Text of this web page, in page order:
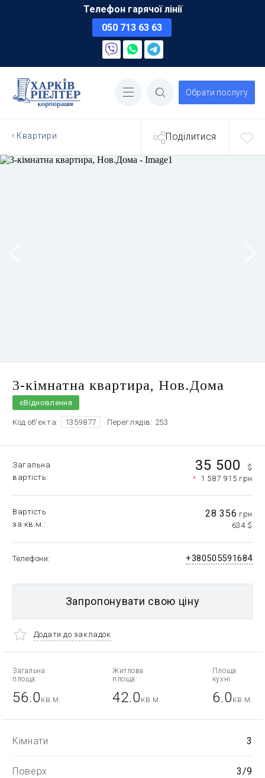
Телефон гарячої лінії
050 713 63 63
Обрати послугу
Квартири Поділитися
3-кімнатна квартира, Нов.Дома
єВідновлення
Код об'єкта: 1359877 Переглядів: 253
Загальна
вартість
35 500
$
* 1 587 915 грн
Вартість
за кв.м.
28 356 грн
634 $
Телефони +380505591684
Запропонувати свою ціну
Додати до закладок
Загальна
площа:
56.0кв.м.
Житлова
площа:
42.0кв.м.
Площа
кухні:
6.0кв.м.
Кімнати 3
Поверх 3/9